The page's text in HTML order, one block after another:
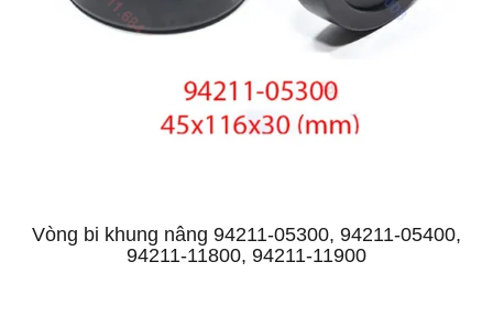
Vòng bi khung nâng 94211-05300, 94211-05400,
94211-11800, 94211-11900